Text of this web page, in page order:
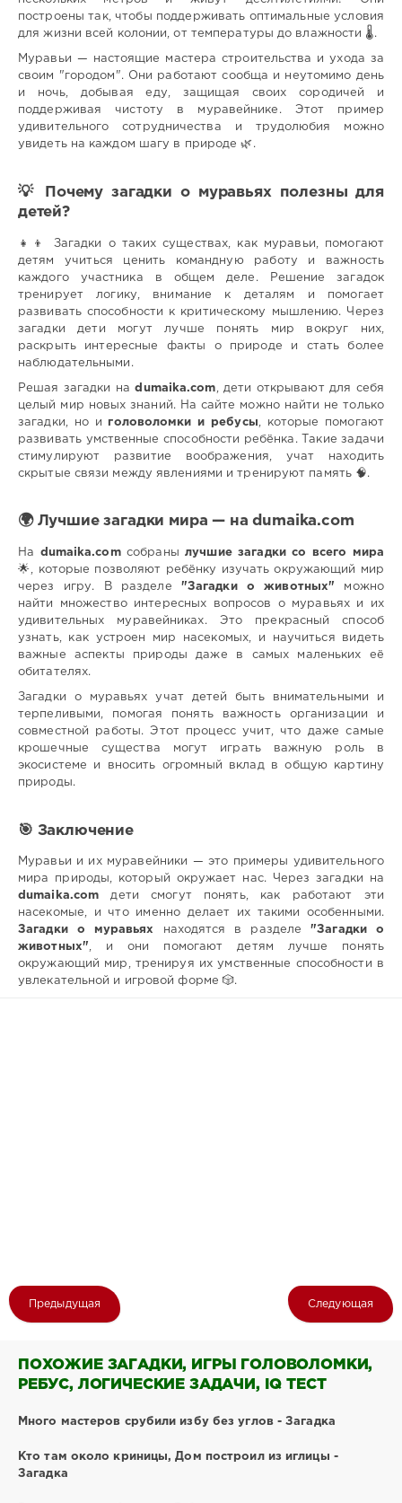
построены так, чтобы поддерживать оптимальные условия
для жизни всей колонии, от температуры до влажности 🌡️.
Муравьи — настоящие мастера строительства и ухода за
своим "городом". Они работают сообща и неутомимо день
и ночь, добывая еду, защищая своих сородичей и
поддерживая чистоту в муравейнике. Этот пример
удивительного сотрудничества и трудолюбия можно
увидеть на каждом шагу в природе 🌿.
💡 Почему загадки о муравьях полезны для
детей?
👧👦 Загадки о таких существах, как муравьи, помогают
детям учиться ценить командную работу и важность
каждого участника в общем деле. Решение загадок
тренирует логику, внимание к деталям и помогает
развивать способности к критическому мышлению. Через
загадки дети могут лучше понять мир вокруг них,
раскрыть интересные факты о природе и стать более
наблюдательными.
Решая загадки наdumaika.com , дети открывают для себя
целый мир новых знаний. На сайте можно найти не только
загадки, но и головоломки и ребусы , которые помогают
развивать умственные способности ребёнка. Такие задачи
стимулируют развитие воображения, учат находить
скрытые связи между явлениями и тренируют память 🧠.
🌍 Лучшие загадки мира — на dumaika.com
На dumaika.comсобранылучшие загадки со всего мира
🌟, которые позволяют ребёнку изучать окружающий мир
через игру. В разделе "Загадки о животных"
можно
найти множество интересных вопросов о муравьях и их
удивительных муравейниках. Это прекрасный способ
узнать, как устроен мир насекомых, и научиться видеть
важные аспекты природы даже в самых маленьких её
обитателях.
Загадки о муравьях учат детей быть внимательными и
терпеливыми, помогая понять важность организации и
совместной работы. Этот процесс учит, что даже самые
крошечные существа могут играть важную роль в
экосистеме и вносить огромный вклад в общую картину
природы.
🎯 Заключение
Муравьи и их муравейники — это примеры удивительного
мира природы, который окружает нас. Через загадки на
dumaika.com дети смогут понять, как работают эти
насекомые, и что именно делает их такими особенными.
Загадки о муравьях
находятся в разделе"Загадки о
животных", и они помогают детям лучше понять
окружающий мир, тренируя их умственные способности в
увлекательной и игровой форме 🎲.
Предыдущая Следующая
ПОХОЖИЕ ЗАГАДКИ, ИГРЫ ГОЛОВОЛОМКИ,
РЕБУС, ЛОГИЧЕСКИЕ ЗАДАЧИ, IQ ТЕСТ
Много мастеров срубили избу без углов - Загадка
Кто там около криницы, Дом построил из иглицы -
Загадка